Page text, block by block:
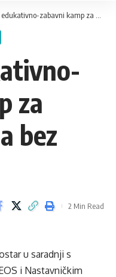
zabavni kamp za mlade ‘5 dana bez ekrana’
za
bez
2 Min Read
u saradnji s
i Nastavničkim